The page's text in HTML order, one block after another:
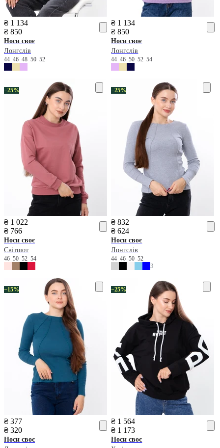
₴ 1 134
₴ 850
Носи своє
Лонгслів
44 46 48 50 52
₴ 1 134
₴ 850
Носи своє
Лонгслів
4446505254
−25%
₴ 1 022
₴ 766
Носи своє
Світшот
46 50 52 54
−25%
₴ 832
₴ 624
Носи своє
Лонгслів
44465052
3
−15%
₴ 377
₴ 320
Носи своє
−25%
₴ 1 564
₴ 1 173
Носи своє